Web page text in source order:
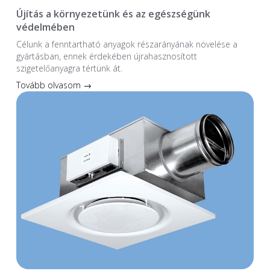
Újítás a környezetünk és az egészségünk
védelmében
Célunk a fenntartható anyagok részarányának növelése a
gyártásban, ennek érdekében újrahasznosított
szigetelőanyagra tértünk át.
Tovább olvasom →